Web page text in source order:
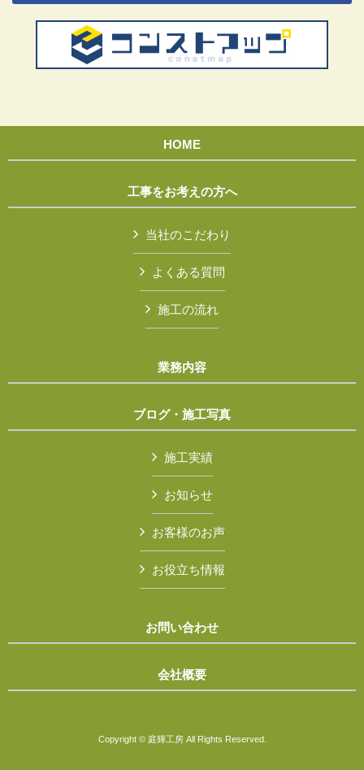
HOME
工事をお考えの方へ
当社のこだわり
よくある質問
施工の流れ
業務内容
ブログ・施工写真
施工実績
お知らせ
お客様のお声
お役立ち情報
お問い合わせ
会社概要
Copyright © 庭輝工房 All Rights Reserved.